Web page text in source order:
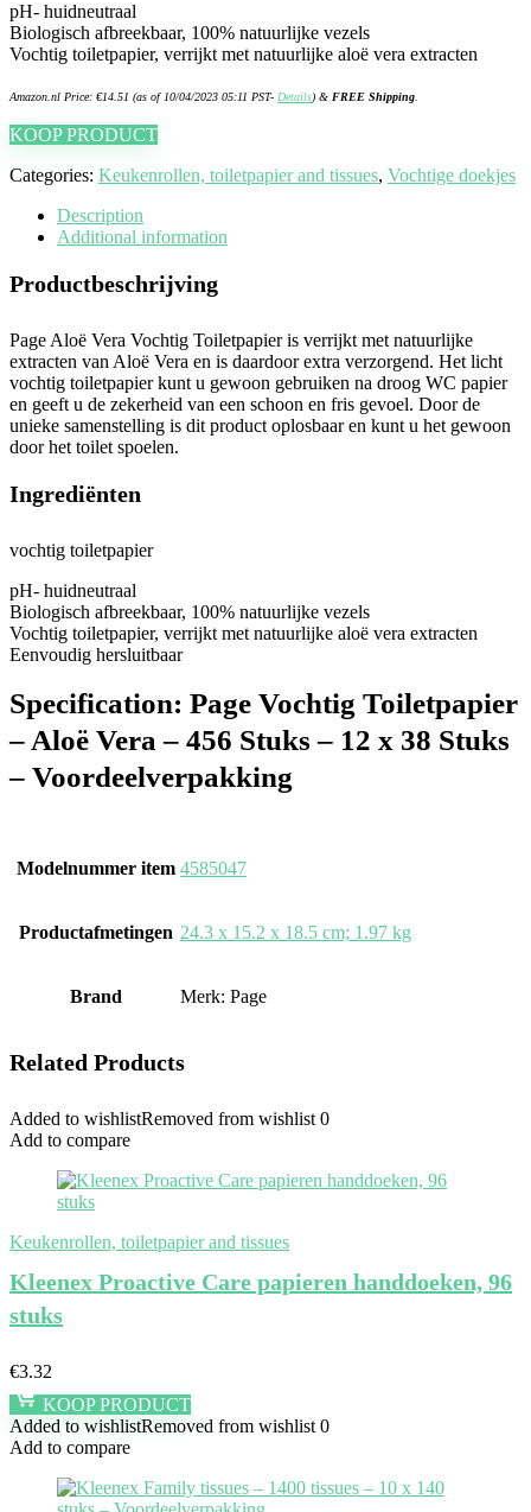
pH- huidneutraal
Biologisch afbreekbaar, 100% natuurlijke vezels
Vochtig toiletpapier, verrijkt met natuurlijke aloë vera extracten
Amazon.nl Price: €14.51 (as of 10/04/2023 05:11 PST- Details) & FREE Shipping
KOOP PRODUCT
Categories: Keukenrollen, toiletpapier and tissues, Vochtige doekjes
Description
Additional information
Productbeschrijving
Page Aloë Vera Vochtig Toiletpapier is verrijkt met natuurlijke
extracten van Aloë Vera en is daardoor extra verzorgend. Het licht
vochtig toiletpapier kunt u gewoon gebruiken na droog WC papier
en geeft u de zekerheid van een schoon en fris gevoel. Door de
unieke samenstelling is dit product oplosbaar en kunt u het gewoon
door het toilet spoelen.
Ingrediënten
vochtig toiletpapier
pH- huidneutraal
Biologisch afbreekbaar, 100% natuurlijke vezels
Vochtig toiletpapier, verrijkt met natuurlijke aloë vera extracten
Eenvoudig hersluitbaar
Specification: Page Vochtig Toiletpapier
– Aloë Vera – 456 Stuks – 12 x 38 Stuks
– Voordeelverpakking
Modelnummer item ‎4585047
Productafmetingen ‎24.3 x 15.2 x 18.5 cm; 1.97 kg
Brand Merk: Page
Related Products
Added to wishlistRemoved from wishlist 0
Add to compare
Keukenrollen, toiletpapier and tissues
Kleenex Proactive Care papieren handdoeken, 96
stuks
€3.32
KOOP PRODUCT
Added to wishlistRemoved from wishlist 0
Add to compare